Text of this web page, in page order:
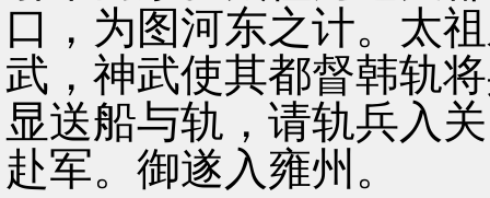
口，为图河东之计。太
武，神武使其都督韩轨
显送船与轨，请轨兵入
赴军。御遂入雍州。